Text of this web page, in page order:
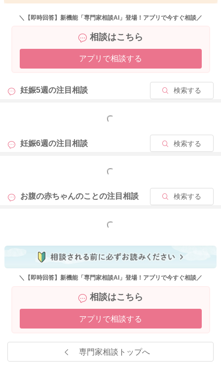
ヤモヤした像に見えることが多いようです。
また数値ですが、hCGでよろしいでしょうか？
胞状奇胎だと多くは、異常に高い値になります。 次回エコーで
確認することとしては、胎芽の成長がある、心拍が見える、子
宮内の構造が正常かどうかになってきます。
が増える、強い腹痛、吐き気が急激に悪化する。よろしくお願
いします🙇
＼【即時回答】新機能「専門家相談AI」登場！アプリで今すぐ相談／
相談はこちら
アプリで相談する
妊娠5週の注目相談 検索する
もっと見る
妊娠6週の注目相談 検索する
もっと見る
お腹の赤ちゃんのことの注目相談 検索する
もっと見る
＼【即時回答】新機能「専門家相談AI」登場！アプリで今すぐ相談／
相談はこちら
アプリで相談する
専門家相談トップへ